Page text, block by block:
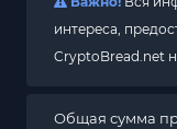
интереса,
CryptoBread.net
Общая сумма